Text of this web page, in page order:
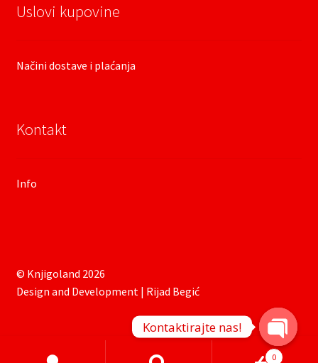
Uslovi kupovine
Načini dostave i plaćanja
Kontakt
Info
© Knjigoland 2026
Design and Development | Rijad Begić
Products 0
Kontaktirajte nas!
O